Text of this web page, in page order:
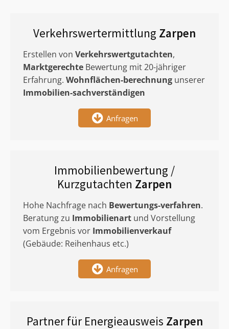
Verkehrswertermittlung Zarpen
Erstellen von Verkehrswertgutachten,
Marktgerechte Bewertung mit 20-jähriger
Erfahrung. Wohnflächen-berechnung unserer
Immobilien-sachverständigen
Anfragen
Immobilienbewertung /
Kurzgutachten Zarpen
Hohe Nachfrage nach Bewertungs-verfahren.
Beratung zu Immobilienart und Vorstellung
vom Ergebnis vor Immobilienverkauf
(Gebäude: Reihenhaus etc.)
Anfragen
Partner für Energieausweis Zarpen